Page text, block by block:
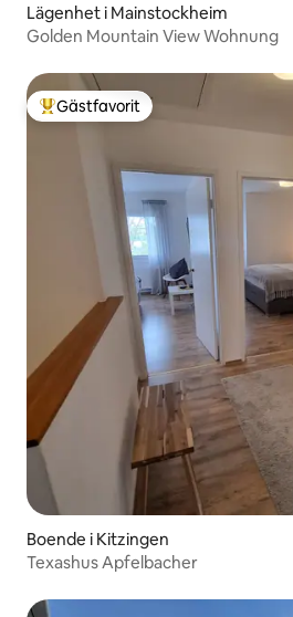
Lägenhet i Mainstockheim
Golden Mountain View Wohnung
Populär gästfavorit
Gästfavorit
Boende i Kitzingen
Texashus Apfelbacher